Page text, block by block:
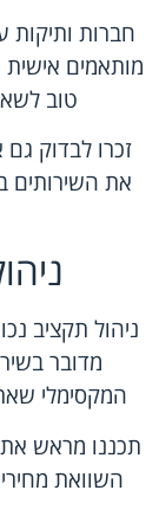
חברות ותיקות
מותאמים
טוב
זכרו לבדוק
את השירותים
ניהול תקציב
מדובר
המקסימלי
תכננו מראש את
השוואת